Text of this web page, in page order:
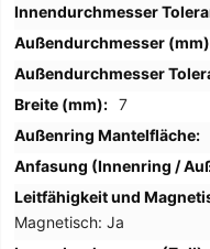
7
Magnetisch: Ja